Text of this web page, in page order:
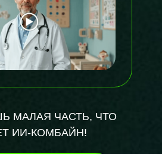
МАЛАЯ ЧАСТЬ, ЧТО
ИИ-КОМБАЙН!